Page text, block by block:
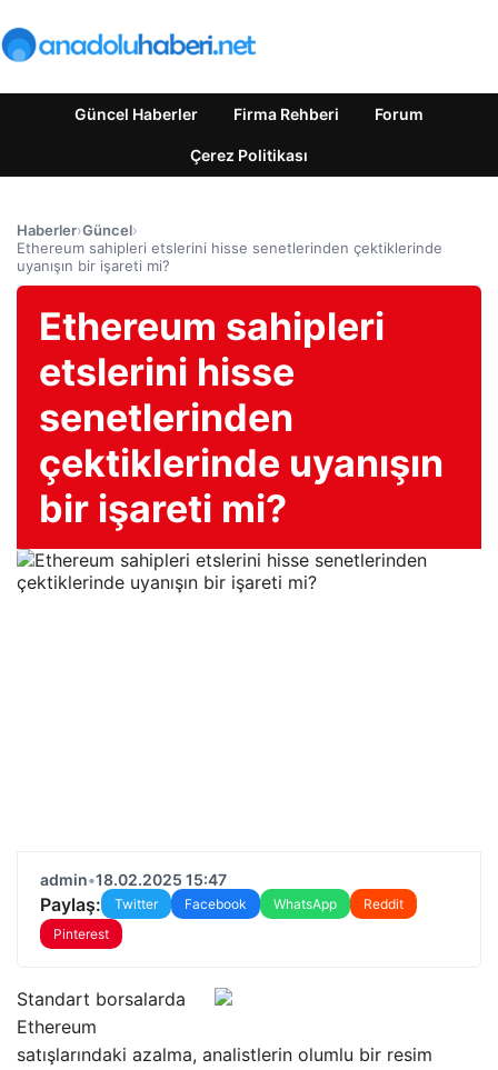
Güncel Haberler Firma Rehberi Forum
Çerez Politikası
Haberler›Güncel›
Ethereum sahipleri etslerini hisse senetlerinden çektiklerinde
uyanışın bir işareti mi?
Ethereum sahipleri
etslerini hisse
senetlerinden
çektiklerinde uyanışın
bir işareti mi?
admin•18.02.2025 15:47
Paylaş: Twitter Facebook WhatsApp
Reddit
Pinterest
Standart borsalarda
Ethereum
satışlarındaki azalma, analistlerin olumlu bir resim